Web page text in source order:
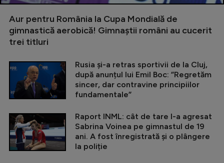
Aur pentru România la Cupa Mondială de
gimnastică aerobică! Gimnaștii români au cucerit
trei titluri
Rusia și-a retras sportivii de la Cluj,
după anunțul lui Emil Boc: ”Regretăm
sincer, dar contravine principiilor
fundamentale”
Raport INML: cât de tare l-a agresat
Sabrina Voinea pe gimnastul de 19
ani. A fost înregistrată și o plângere
la poliție